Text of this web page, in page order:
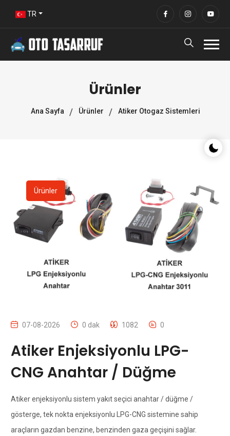
Gece/
TR
Ürünler
Ana Sayfa Ürünler Atiker Otogaz Sistemleri
Ürünler
07-08-2026 0 dak 1082 0
Atiker Enjeksiyonlu LPG-
CNG Anahtar / Düğme
Atiker enjeksiyonlu sistem yakıt seçici anahtar / düğme /
gösterge, tek nokta enjeksiyonlu LPG-CNG sistemine sahip
araçların gazdan benzine, benzinden gaza geçişini sağlar.